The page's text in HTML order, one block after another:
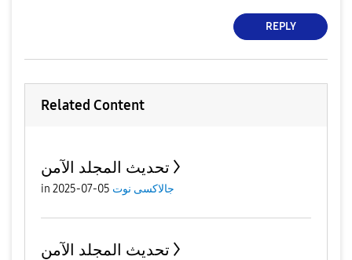
REPLY
Related Content
تحديث المجلد الآمن
in جالاكسى نوت 05-07-2025
تحديث المجلد الآمن